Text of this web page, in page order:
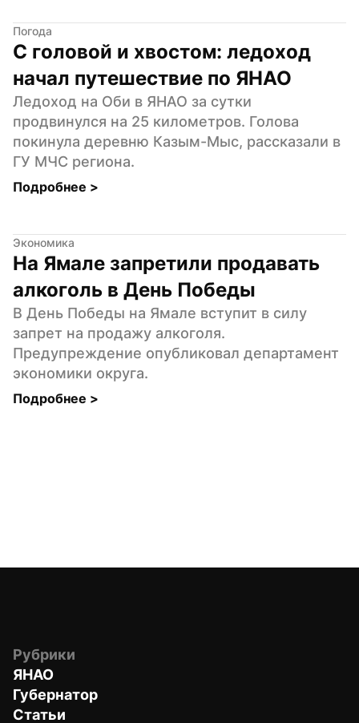
Погода
С головой и хвостом: ледоход
начал путешествие по ЯНАО
Ледоход на Оби в ЯНАО за сутки
продвинулся на 25 километров. Голова
покинула деревню Казым-Мыс, рассказали в
ГУ МЧС региона.
Подробнее >
Экономика
На Ямале запретили продавать
алкоголь в День Победы
В День Победы на Ямале вступит в силу
запрет на продажу алкоголя.
Предупреждение опубликовал департамент
экономики округа.
Подробнее >
Рубрики
ЯНАО
Губернатор
Статьи